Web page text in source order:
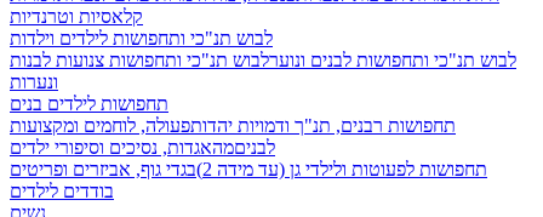
קלאסיות וטרנדיות
לבוש תנ"כי ותחפושות לילדים וילדות
לבוש תנ"כי ותחפושות לבנים ונוערלבוש תנ"כי ותחפושות צנועות לבנות
ונערות
תחפושות לילדים בנים
תחפושות רבנים, תנ"ך ודמויות יהדותפעולה, לוחמים ומקצועות
לבניםמהאגדות, נסיכים וסיפורי ילדים
תחפושות לפעוטות ולילדי גן (עד מידה 2)
בגדי גוף, אביזרים ופריטים
בודדים לילדים
נשים